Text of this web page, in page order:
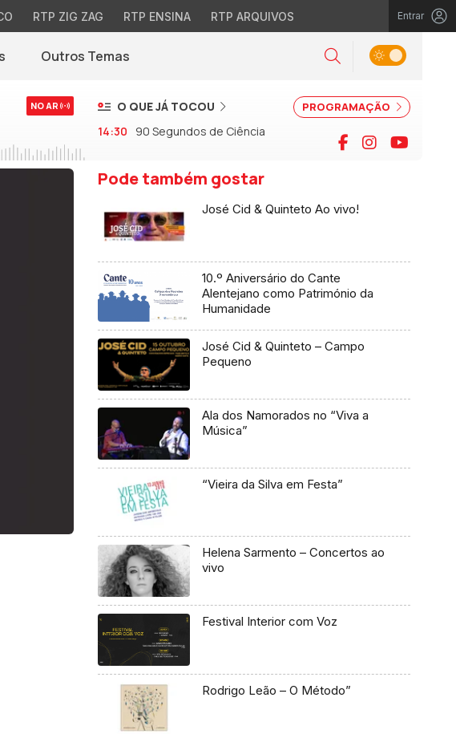
RTP ZIG ZAG RTP ENSINA RTP ARQUIVOS Entrar
em nova janela)
Outros Temas Pesquisar
Alternar tema
NO AR PROGRAMAÇÃO
O QUE JÁ TOCOU
14:30
90 Segundos de Ciência Facebook
Instagram
Pode também gostar
José Cid & Quinteto Ao vivo!
10.º Aniversário do Cante
Alentejano como Património da
Humanidade
José Cid & Quinteto – Campo
Pequeno
Ala dos Namorados no “Viva a
Música”
“Vieira da Silva em Festa”
Helena Sarmento – Concertos ao
vivo
Festival Interior com Voz
Rodrigo Leão – O Método”